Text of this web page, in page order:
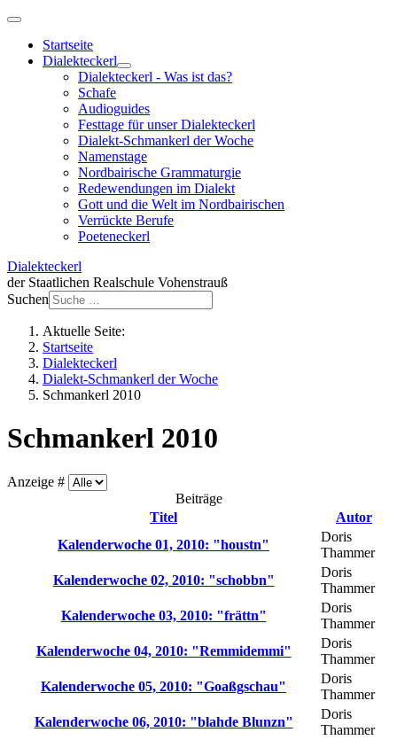
Startseite
Dialekteckerl
Dialekteckerl - Was ist das?
Schafe
Audioguides
Festtage für unser Dialekteckerl
Dialekt-Schmankerl der Woche
Namenstage
Nordbairische Grammaturgie
Redewendungen im Dialekt
Gott und die Welt im Nordbairischen
Verrückte Berufe
Poeteneckerl
Dialekteckerl
der Staatlichen Realschule Vohenstrauß
Suchen
Aktuelle Seite:
Startseite
Dialekteckerl
Dialekt-Schmankerl der Woche
Schmankerl 2010
Schmankerl 2010
Anzeige #
Beiträge
Titel
Autor
Kalenderwoche 01, 2010: "houstn"
Doris
Thammer
Kalenderwoche 02, 2010: "schobbn"
Doris
Thammer
Kalenderwoche 03, 2010: "frättn"
Doris
Thammer
Kalenderwoche 04, 2010: "Remmidemmi"
Doris
Thammer
Kalenderwoche 05, 2010: "Goaßgschau"
Doris
Thammer
Kalenderwoche 06, 2010: "blahde Blunzn"
Doris
Thammer